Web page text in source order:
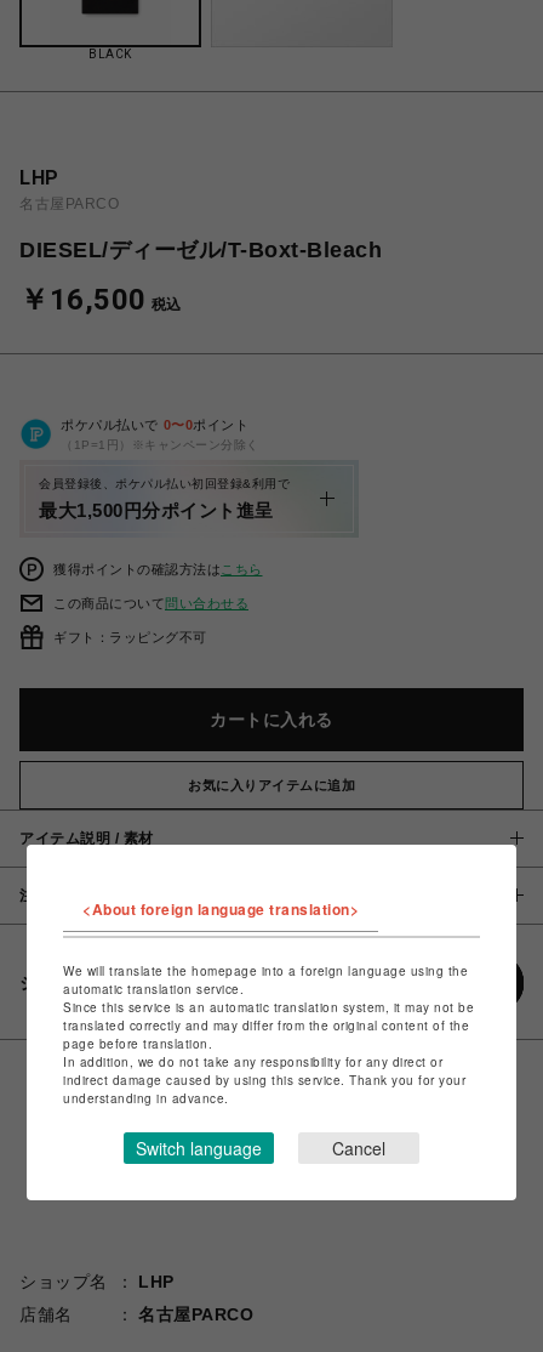
BLACK
LHP
名古屋PARCO
DIESEL/ディーゼル/T-Boxt-Bleach
￥16,500 税込
ポケパル払いで 0〜0ポイント
（1P=1円）※キャンペーン分除く
会員登録後、ポケパル払い初回登録&利用で
最大1,500円分ポイント進呈
獲得ポイントの確認方法は こちら
この商品について問い合わせる
ギフト：ラッピング不可
カートに入れる
お気に入りアイテムに追加
アイテム説明 / 素材
注意事項
シェアする
ショップ名
LHP
店舗名
名古屋PARCO
<About foreign language translation>
We will translate the homepage into a foreign language using the
automatic translation service.
Since this service is an automatic translation system, it may not be
translated correctly and may differ from the original content of the
page before translation.
In addition, we do not take any responsibility for any direct or
indirect damage caused by using this service. Thank you for your
understanding in advance.
Switch language Cancel